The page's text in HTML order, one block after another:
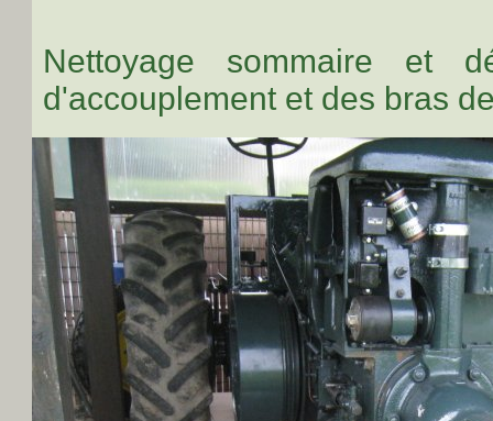
Nettoyage sommaire et
d'accouplement et des bras